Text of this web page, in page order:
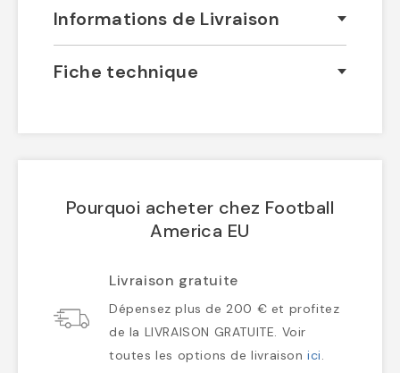
Informations de Livraison
Fiche technique
Pourquoi acheter chez Football
America EU
Livraison gratuite
Dépensez plus de 200 € et profitez
de la LIVRAISON GRATUITE. Voir
toutes les options de livraisonici.